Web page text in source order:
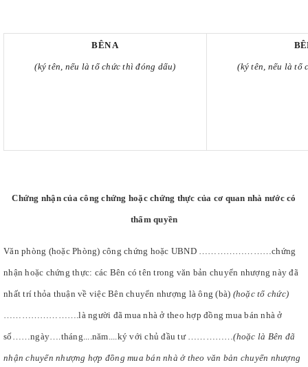
BÊN A
(ký tên, nếu là tổ chức thì đóng dấu) (ký tên, nếu là tổ
Chứng nhận của công chứng hoặc chứng thực của cơ quan nhà nước có
thẩm quyền
Văn phòng (hoặc Phòng) công chứng hoặc UBND ……………………chứng
nhận hoặc chứng thực: các Bên có tên trong văn bản chuyển nhượng này đã
nhất trí thỏa thuận về việc Bên chuyển nhượng là ông (bà) (hoặc tổ chức)
…………………….là người đã mua nhà ở theo hợp đồng mua bán nhà ở
số……ngày….tháng....năm....ký với chủ đầu tư ……………(hoặc là Bên đã
nhận chuyển nhượng hợp đồng mua bán nhà ở theo văn bản chuyển nhượng